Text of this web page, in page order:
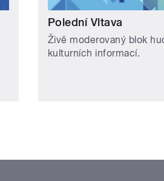
Polední Vltava
Živě moderovaný blok
kulturních informací.